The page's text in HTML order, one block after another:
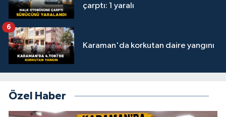
çarptı: 1 yaralı
Karaman'da korkutan daire yangını
6
Özel Haber